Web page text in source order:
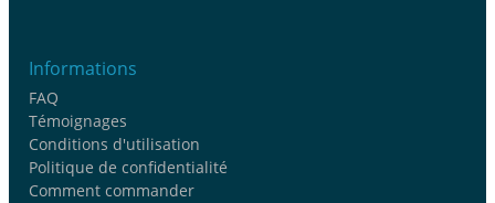
Informations
FAQ
Témoignages
Conditions d'utilisation
Politique de confidentialité
Comment commander